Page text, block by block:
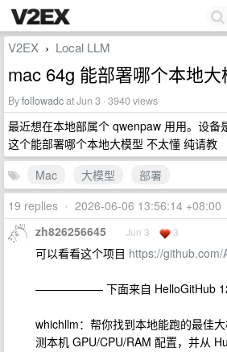
V2EX › Local LLM
mac 64g 能部署哪个本地大
Byfollowadcat Jun 3 · 3940 views
最近想在本地部属个 qwenpaw 用用。设备
这个能部署哪个本地大模型 不太懂 纯请教
Mac
大模型
部署
19 replies • 2026-06-06 13:56:14 +08:00
zh826256645 Jun 3 3
可以看看这个项目 https://
—————— 下面来自 HelloGitHub
whichllm：帮你找到本地能跑的最佳
测本机 GPU/CPU/RAM 配置，并从